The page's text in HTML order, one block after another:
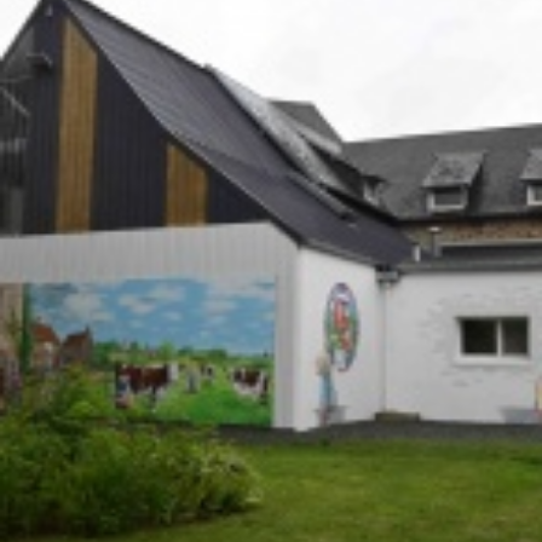
Notre local
La Boutique
Les pièces
L’assurance
Liens
Les salons
La traction
La Traction des
membres
Bibliographie
Présentation 7
Présentation 11
Présentation 15 six
Evolution 7 et 11 -